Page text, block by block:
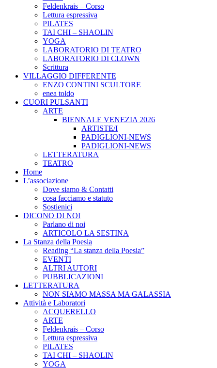
Feldenkrais – Corso
Lettura espressiva
PILATES
TAI CHI – SHAOLIN
YOGA
LABORATORIO DI TEATRO
LABORATORIO DI CLOWN
Scrittura
VILLAGGIO DIFFERENTE
ENZO CONTINI SCULTORE
enea toldo
CUORI PULSANTI
ARTE
BIENNALE VENEZIA 2026
ARTISTE/I
PADIGLIONI-NEWS
PADIGLIONI-NEWS
LETTERATURA
TEATRO
Home
L’associazione
Dove siamo & Contatti
cosa facciamo e statuto
Sostienici
DICONO DI NOI
Parlano di noi
ARTICOLO LA SESTINA
La Stanza della Poesia
Reading “La stanza della Poesia”
EVENTI
ALTRI AUTORI
PUBBLICAZIONI
LETTERATURA
NON SIAMO MASSA MA GALASSIA
Attività e Laboratori
ACQUERELLO
ARTE
Feldenkrais – Corso
Lettura espressiva
PILATES
TAI CHI – SHAOLIN
YOGA